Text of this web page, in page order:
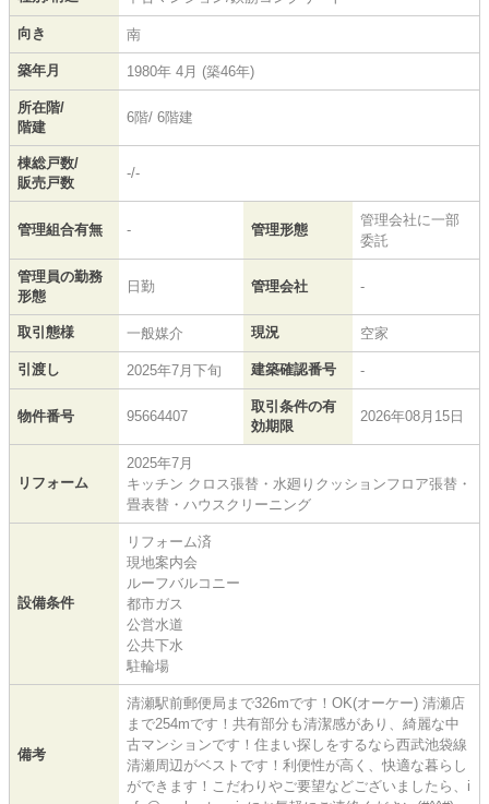
向き 南
築年月 1980年 4月 (築46年)
所在階/
階建
6階/ 6階建
棟総戸数/
販売戸数
-/-
管理組合有無 - 管理形態
管理会社に一部
委託
管理員の勤務
形態
日勤 管理会社 -
取引態様 一般媒介 現況 空家
引渡し 2025年7月下旬 建築確認番号 -
物件番号 95664407
取引条件の有
効期限
2026年08月15日
リフォーム
2025年7月
キッチン クロス張替・水廻りクッションフロア張替・
畳表替・ハウスクリーニング
設備条件
リフォーム済
現地案内会
ルーフバルコニー
都市ガス
公営水道
公共下水
駐輪場
備考
清瀬駅前郵便局まで326mです！OK(オーケー) 清瀬店
まで254mです！共有部分も清潔感があり、綺麗な中
古マンションです！住まい探しをするなら西武池袋線
清瀬周辺がベストです！利便性が高く、快適な暮らし
ができます！こだわりやご要望などございましたら、i